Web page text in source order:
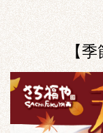
【季